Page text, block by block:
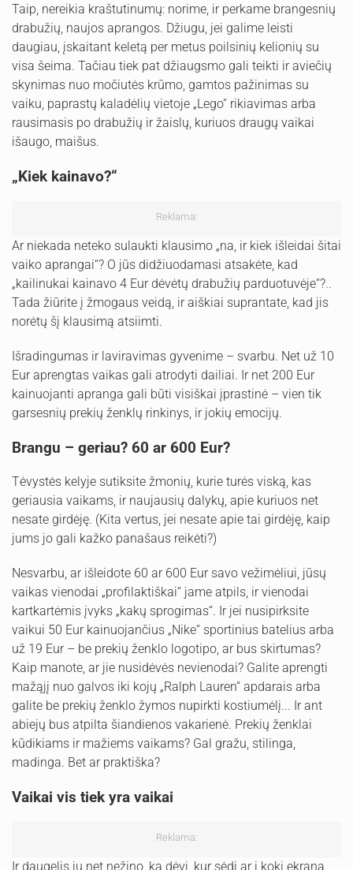
Taip, nereikia kraštutinumų: norime, ir perkame brangesnių
drabužių, naujos aprangos. Džiugu, jei galime leisti
daugiau, įskaitant keletą per metus poilsinių kelionių su
visa šeima. Tačiau tiek pat džiaugsmo gali teikti ir aviečių
skynimas nuo močiutės krūmo, gamtos pažinimas su
vaiku, paprastų kaladėlių vietoje „Lego“ rikiavimas arba
rausimasis po drabužių ir žaislų, kuriuos draugų vaikai
išaugo, maišus.
„Kiek kainavo?“
Reklama:
Ar niekada neteko sulaukti klausimo „na, ir kiek išleidai šitai
vaiko aprangai“? O jūs didžiuodamasi atsakėte, kad
„kailinukai kainavo 4 Eur dėvėtų drabužių parduotuvėje“?..
Tada žiūrite į žmogaus veidą, ir aiškiai suprantate, kad jis
norėtų šį klausimą atsiimti.
Išradingumas ir laviravimas gyvenime – svarbu. Net už 10
Eur aprengtas vaikas gali atrodyti dailiai. Ir net 200 Eur
kainuojanti apranga gali būti visiškai įprastinė – vien tik
garsesnių prekių ženklų rinkinys, ir jokių emocijų.
Brangu – geriau? 60 ar 600 Eur?
Tėvystės kelyje sutiksite žmonių, kurie turės viską, kas
geriausia vaikams, ir naujausių dalykų, apie kuriuos net
nesate girdėję. (Kita vertus, jei nesate apie tai girdėję, kaip
jums jo gali kažko panašaus reikėti?)
Nesvarbu, ar išleidote 60 ar 600 Eur savo vežimėliui, jūsų
vaikas vienodai „profilaktiškai“ jame atpils, ir vienodai
kartkartėmis įvyks „kakų sprogimas“. Ir jei nusipirksite
vaikui 50 Eur kainuojančius „Nike“ sportinius batelius arba
už 19 Eur – be prekių ženklo logotipo, ar bus skirtumas?
Kaip manote, ar jie nusidėvės nevienodai? Galite aprengti
mažąjį nuo galvos iki kojų „Ralph Lauren“ apdarais arba
galite be prekių ženklo žymos nupirkti kostiumėlį... Ir ant
abiejų bus atpilta šiandienos vakarienė. Prekių ženklai
kūdikiams ir mažiems vaikams? Gal gražu, stilinga,
madinga. Bet ar praktiška?
Vaikai vis tiek yra vaikai
Reklama:
Ir daugelis jų net nežino, ką dėvi, kur sėdi ar į kokį ekraną